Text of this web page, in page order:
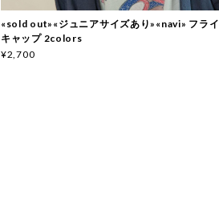
«sold out»«ジュニアサイズあり»«navi» フライ
キャップ 2colors
¥2,700